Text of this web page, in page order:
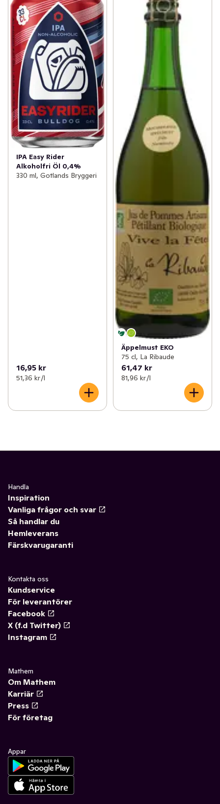
IPA Easy Rider
Alkoholfri Öl 0,4%
330 ml, Gotlands Bryggeri
16,95 kr
51,36 kr /l
Äppelmust EKO
75 cl, La Ribaude
61,47 kr
81,96 kr /l
Handla
Inspiration
Vanliga frågor och svar
Så handlar du
Hemleverans
Färskvarugaranti
Kontakta oss
Kundservice
För leverantörer
Facebook
X (f.d Twitter)
Instagram
Mathem
Om Mathem
Karriär
Press
För företag
Appar